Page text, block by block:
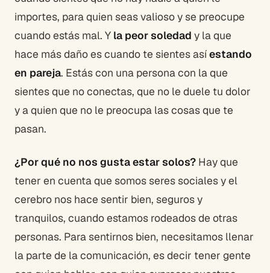
importes, para quien seas valioso y se preocupe
cuando estás mal. Y la peor soledad y la que
hace más daño es cuando te sientes asíestando
en pareja. Estás con una persona con la que
sientes que no conectas, que no le duele tu dolor
y a quien que no le preocupa las cosas que te
pasan.
¿Por qué no nos gusta estar solos? Hay que
tener en cuenta que somos seres sociales y el
cerebro nos hace sentir bien, seguros y
tranquilos, cuando estamos rodeados de otras
personas. Para sentirnos bien, necesitamos llenar
la parte de la comunicación, es decir tener gente